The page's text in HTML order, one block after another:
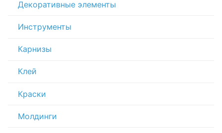
Декоративные элементы
Инструменты
Карнизы
Клей
Краски
Молдинги